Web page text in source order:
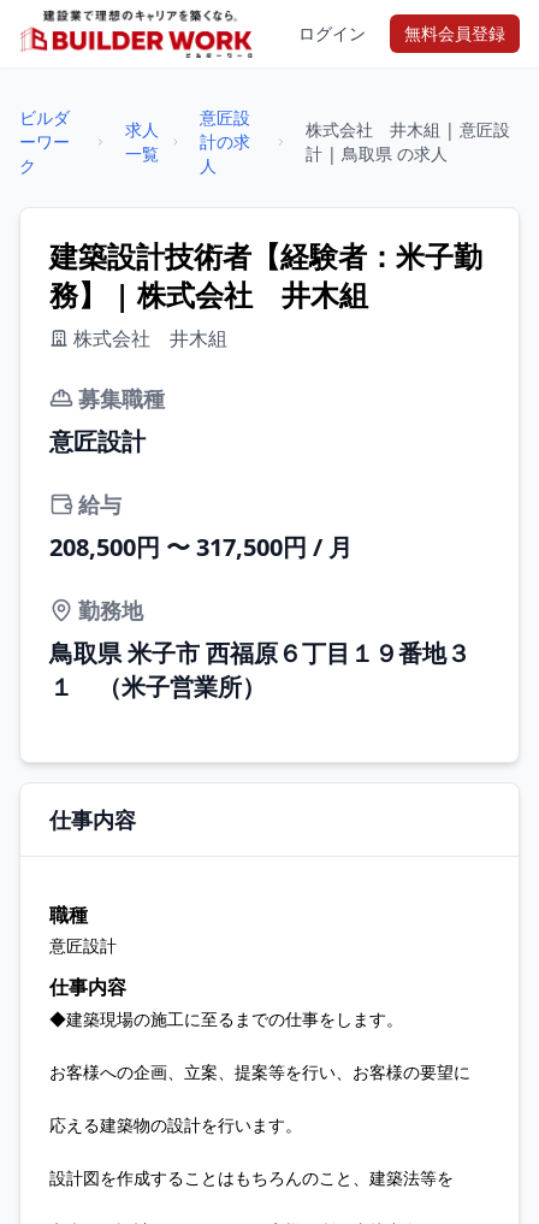
ログイン 無料会員登録
ビルダ
ーワー
ク
求人
一覧
意匠設
計の求
人
株式会社 井木組 | 意匠設
計 | 鳥取県 の求人
建築設計技術者【経験者：米子勤
務】 | 株式会社 井木組
株式会社 井木組
募集職種
意匠設計
給与
208,500円 〜 317,500円 / 月
勤務地
鳥取県 米子市 西福原６丁目１９番地３
１ （米子営業所）
仕事内容
職種
意匠設計
仕事内容
◆建築現場の施工に至るまでの仕事をします。
お客様への企画、立案、提案等を行い、お客様の要望に
応える建築物の設計を行います。
設計図を作成することはもちろんのこと、建築法等を